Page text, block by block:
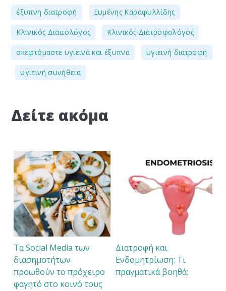
έξυπνη διατροφή Ευμένης Καραφυλλίδης
Κλινικός Διαιτολόγος Κλινικός Διατροφολόγος
σκεφτόμαστε υγιεινά και έξυπνα υγιεινή διατροφή
υγιεινή συνήθεια
Δείτε ακόμα
Τα Social Media των
διασημοτήτων
προωθούν το πρόχειρο
φαγητό στο κοινό τους
Διατροφή και
Ενδομητρίωση: Τι
πραγματικά βοηθά;